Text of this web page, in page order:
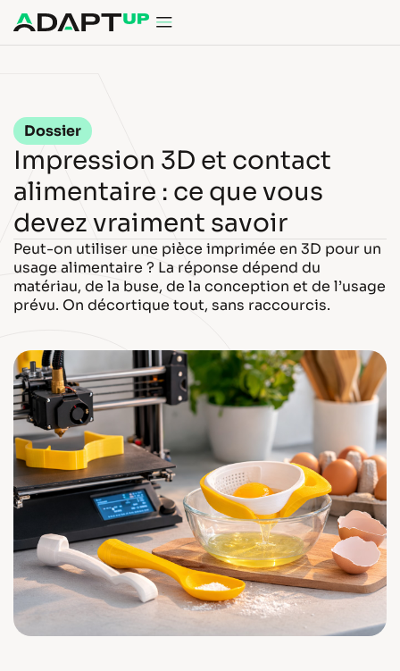
principal
Dossier
Impression 3D et contact
alimentaire : ce que vous
devez vraiment savoir
Peut-on utiliser une pièce imprimée en 3D pour un
usage alimentaire ? La réponse dépend du
matériau, de la buse, de la conception et de l’usage
prévu. On décortique tout, sans raccourcis.